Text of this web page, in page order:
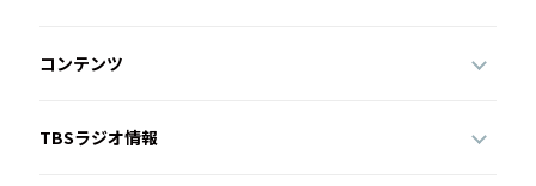
コンテンツ
TBSラジオ情報